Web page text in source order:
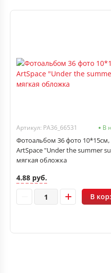
Артикул: PA36_66531 В
Фотоальбом 36 фото 10*15см,
ArtSpace "Under the summer
мягкая обложка
4.88 руб.
В